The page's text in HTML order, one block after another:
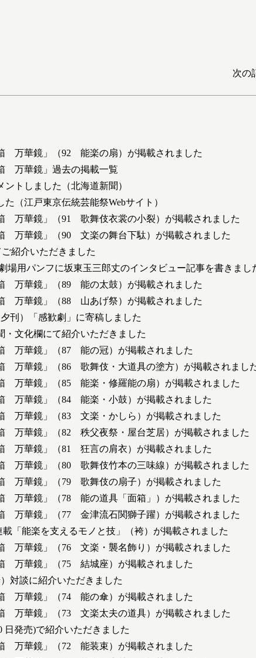
次の
万華鏡」（92 能楽の扇）が掲載されました
万華鏡」過去の掲載一覧
トしました（北海道新聞）
（江戸東京伝統芸能祭Webサイト）
万華鏡」（91 歌舞伎衣裳の小裂）が掲載されました
万華鏡」（90 文楽の舞台下駄）が掲載されました
紹介いただきました
場用パンフに坂東玉三郎丈のインタビュー記事を書きまし
万華鏡」（89 能の太鼓）が掲載されました
万華鏡」（88 山あげ祭）が掲載されました
刊）「感歓劇」に寄稿しました
文化欄にて紹介いただきました
万華鏡」（87 能の冠）が掲載されました
万華鏡」（86 歌舞伎・大道具の塗方）が掲載されまし
万華鏡」（85 能楽・修羅能の扇）が掲載されました
万華鏡」（84 能楽・小鼓）が掲載されました
万華鏡」（83 文楽・かしら）が掲載されました
万華鏡」（82 秩父夜祭・屋台芝居）が掲載されました
万華鏡」（81 狂言の肩衣）が掲載されました
万華鏡」（80 歌舞伎竹本の三味線）が掲載されました
万華鏡」（79 歌舞伎の扇子）が掲載されました
万華鏡」（78 能の道具「面箱」）が掲載されました
万華鏡」（77 金津流石関獅子躍）が掲載されました
「能楽を支えるモノと技」（袴）が掲載されました
万華鏡」（76 文楽・襲名飾り）が掲載されました
万華鏡」（75 結城座）が掲載されました
対談に紹介いただきました
万華鏡」（74 能の傘）が掲載されました
万華鏡」（73 文楽太夫の道具）が掲載されました
日発売)で紹介いただきました
万華鏡」（72 能装束）が掲載されました